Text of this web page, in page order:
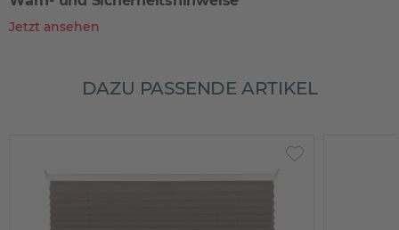
Jetzt ansehen
DAZU PASSENDE ARTIKEL